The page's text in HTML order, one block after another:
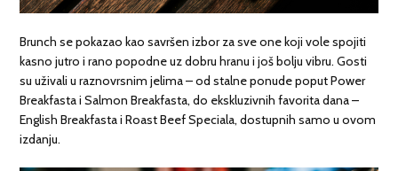
Brunch se pokazao kao savršen izbor za sve one koji vole spojiti
kasno jutro i rano popodne uz dobru hranu i još bolju vibru. Gosti
su uživali u raznovrsnim jelima – od stalne ponude poput Power
Breakfasta i Salmon Breakfasta, do ekskluzivnih favorita dana –
English Breakfasta i Roast Beef Speciala, dostupnih samo u ovom
izdanju.